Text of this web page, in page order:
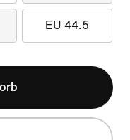
EU 44.5